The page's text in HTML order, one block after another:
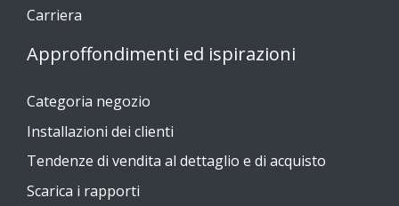
Carriera
Approffondimenti ed ispirazioni
Categoria negozio
Installazioni dei clienti
Tendenze di vendita al dettaglio e di acquisto
Scarica i rapporti